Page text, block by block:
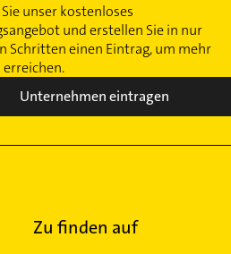
unser kostenloses
und erstellen Sie in nur
Schritten einen Eintrag, um mehr
erreichen.
Unternehmen eintragen
Zu finden auf